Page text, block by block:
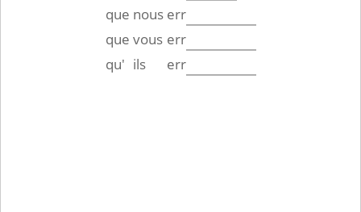
que nous err
que vous err
qu' ils err